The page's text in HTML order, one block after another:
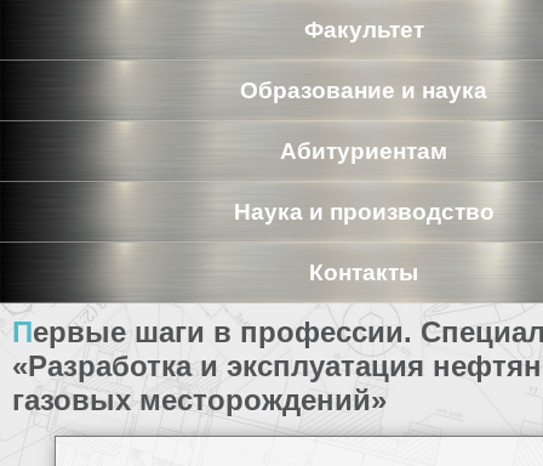
Факультет
Образование и наука
Абитуриентам
Наука и производство
Контакты
Первые шаги в профессии. Специальность
«Разработка и эксплуатация
газовых месторождений»